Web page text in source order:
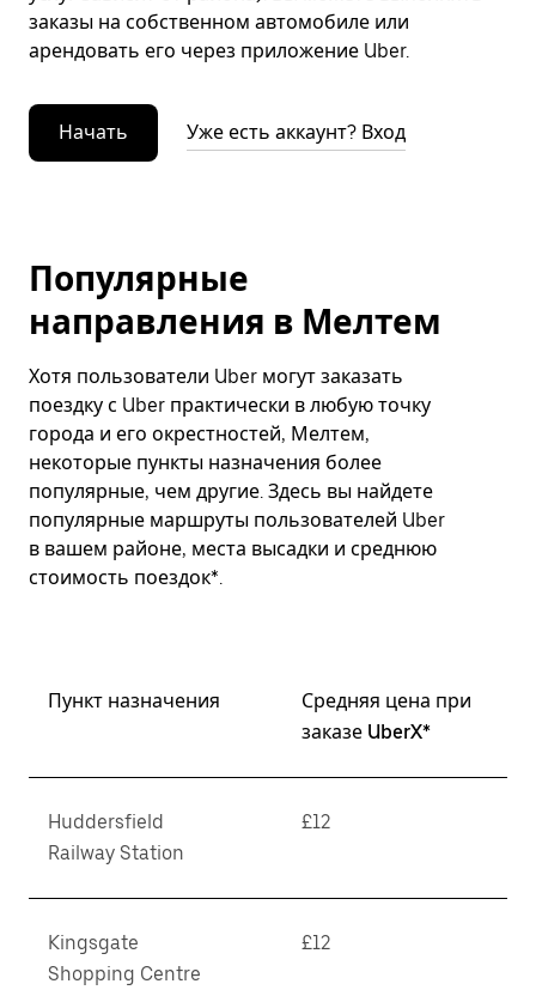
заказы на собственном автомобиле или
арендовать его через приложение Uber.
Начать Уже есть аккаунт? Вход
Популярные
направления в Мелтем
Хотя пользователи Uber могут заказать
поездку с Uber практически в любую точку
города и его окрестностей, Мелтем,
некоторые пункты назначения более
популярные, чем другие. Здесь вы найдете
популярные маршруты пользователей Uber
в вашем районе, места высадки и среднюю
стоимость поездок*.
Пункт назначения
Средняя цена при
заказе UberX*
Huddersfield
Railway Station
£12
Kingsgate
Shopping Centre
£12